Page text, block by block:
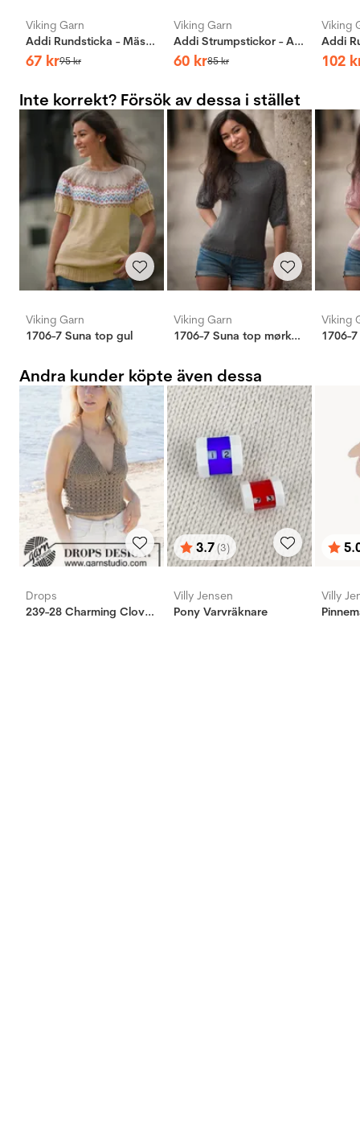
Viking Garn
Addi Rundsticka - Mässing
67 kr95kr
Viking Garn
Addi Strumpstickor - Aluminium
60 kr85kr
Viking
102
Inte korrekt? Försök av dessa i stället
Viking Garn
1706-7 Suna top gul
Viking Garn
1706-7 Suna top mørkgrå
Viking
Andra kunder köpte även dessa
Drops
239-28 Charming Clover Top
Betyg:
3.7(3)
utav 5 stjärnor
Villy Jensen
Pony Varvräknare
utav
Villy